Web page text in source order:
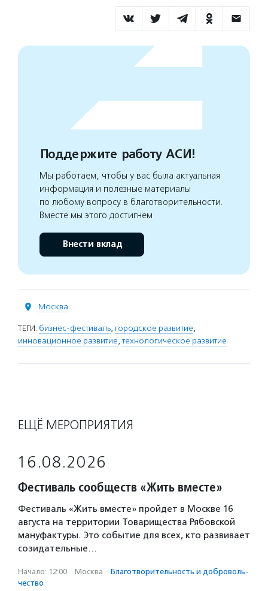
Поддержите работу АСИ!
Мы работаем, чтобы у вас была актуальная
информация и полезные материалы
по любому вопросу в благотворительности.
Вместе мы этого достигнем
Внести вклад
Москва
ТЕГИ: бизнес-фестиваль, городское развитие,
инновационное развитие,технологическое развитие
ЕЩЁ МЕРОПРИЯТИЯ
16.08.2026
Фестиваль сообществ «Жить вместе»
Фестиваль «Жить вместе» пройдет в Москве 16
августа на территории Товарищества Рябовской
мануфактуры. Это событие для всех, кто развивает
созидательные…
Начало: 12:00 · Москва · Благотвори­тель­ность и доброволь­
чест­во